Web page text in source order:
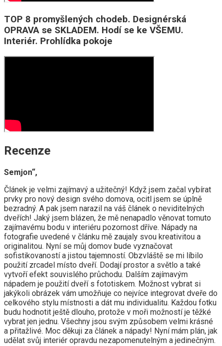
TOP 8 promyšlených chodeb. Designérská
OPRAVA se SKLADEM. Hodí se ke VŠEMU.
Interiér. Prohlídka pokoje
Recenze
Semjon“,
Článek je velmi zajímavý a užitečný! Když jsem začal vybírat
prvky pro nový design svého domova, ocitl jsem se úplně
bezradný. A pak jsem narazil na váš článek o neviditelných
dveřích! Jaký jsem blázen, že mě nenapadlo věnovat tomuto
zajímavému bodu v interiéru pozornost dříve. Nápady na
fotografie uvedené v článku mě zaujaly svou kreativitou a
originalitou. Nyní se můj domov bude vyznačovat
sofistikovaností a jistou tajemností. Obzvláště se mi líbilo
použití zrcadel místo dveří. Dodají prostor a světlo a také
vytvoří efekt souvislého průchodu. Dalším zajímavým
nápadem je použití dveří s fototiskem. Možnost vybrat si
jakýkoli obrázek vám umožňuje co nejvíce integrovat dveře do
celkového stylu místnosti a dát mu individualitu. Každou fotku
budu hodnotit ještě dlouho, protože v moři možností je těžké
vybrat jen jednu. Všechny jsou svým způsobem velmi krásné
a přitažlivé. Moc děkuji za článek a nápady! Nyní mám plán, jak
udělat svůj interiér opravdu nezapomenutelným a jedinečným.